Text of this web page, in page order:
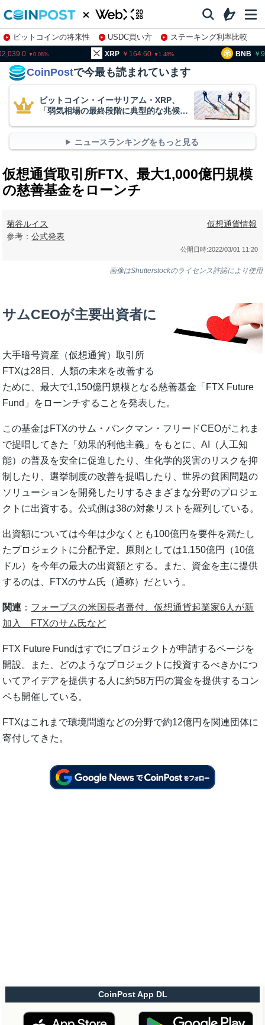
ビットコインの将来性 USDC買い方
ステーキング利率比較
株特集・関連銘柄
164.60 1.48 94,163.4 0
CoinPostで今最も読まれています
ビットコイン・イーサリアム・XRP、
「弱気相場の最終段階に典型的な兆候」
ニュースランキングをもっと見る
仮想通貨取引所FTX、最大1,000億円規模
の慈善基金をローンチ
菊谷ルイス
参考：公式発表
仮想通貨情報
公開日時:2022/03/01 11:20
画像はShutterstockのライセンス許諾により使用
サムCEOが主要出資者に
大手暗号資産（仮想通貨）取引所
FTXは28日、人類の未来を改善する
ために、最大で1,150億円規模となる慈善基金「FTX Future
Fund」をローンチすることを発表した。
この基金はFTXのサム・バンクマン・フリードCEOがこれま
で提唱してきた「効果的利他主義」をもとに、AI（人工知
能）の普及を安全に促進したり、生化学的災害のリスクを抑
制したり、選挙制度の改善を提唱したり、世界の貧困問題の
ソリューションを開発したりするさまざまな分野のプロジェ
クトに出資する。公式側は38の対象リストを羅列している。
出資額については今年は少なくとも100億円を要件を満たし
たプロジェクトに分配予定。原則としては1,150億円（10億
ドル）を今年の最大の出資額とする。また、資金を主に提供
するのは、FTXのサム氏（通称）だという。
関連 ： フォーブスの米国長者番付、仮想通貨起業家6人が新
加入 FTXのサム氏など
FTX Future Fundはすでにプロジェクトが申請するページを
開設。また、どのようなプロジェクトに投資するべきかにつ
いてアイデアを提供する人に約58万円の賞金を提供するコン
ペも開催している。
FTXはこれまで環境問題などの分野で約12億円を関連団体に
寄付してきた。
CoinPost App DL